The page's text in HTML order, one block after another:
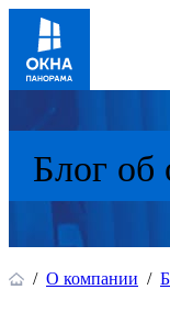
Блог об
/ О компании /